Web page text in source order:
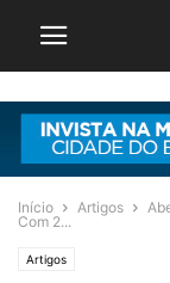
Início Artigos
Com 2...
Artigos